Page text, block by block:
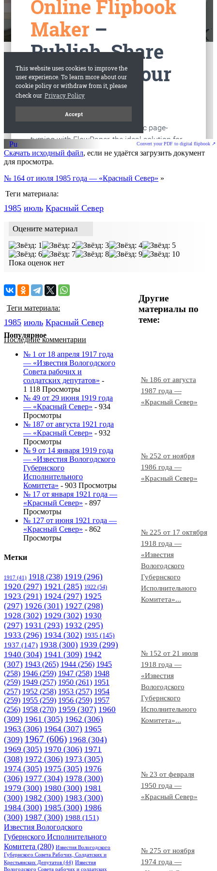
старые газеты
Convert your PDF to digital flipbook ↗
Скачать исходный файл, если не удаётся загрузить документ
для просмотра.
№ 164 от июля 1985 года — «Красный Север» »
Теги материала:
1985 июль Красный Cевер
Оцените материал
Пока оценок нет
Другие
материалы по
теме:
№ 186 от августа
1987 года —
«Красный Север»
№ 252 от ноября
1986 года —
«Красный Север»
№ 225 от 17 октября
1918 года —
«Известия
Вологодского
Губернского
Исполнительного
Комитета»...
№ 152 от 21 июля
1918 года —
«Известия
Вологодского
Губернского
Исполнительного
Комитета»...
№ 23 от февраля
1950 года —
«Красный Север»
№ 275 от ноября
1974 года —
Теги материала:
1985 июль Красный Cевер
Последние комментарии
Популярное
№ 1 от 18 апреля 1917 года
— «Известия Вологодского
Совета рабочих и
солдатских депутатов» -
1 118 Просмотры
№ 49 от 29 июня 1919 года
— «Красный Север» - 934
Просмотры
№ 187 от августа 1921 года
— «Красный Север» - 932
Просмотры
№ 9 от 14 января 1919 года
— «Известия Вологодского
Губернского
Исполнительного
Комитета» - 903 Просмотры
№ 17 от января 1921 года —
«Красный Север» - 897
Просмотры
№ 127 от июня 1921 года —
«Красный Север» - 862
Просмотры
Метки
1917 (41) 1918 (238) 1919 (296)
1920 (297) 1921 (285) 1922 (54)
1923 (291) 1924 (297) 1925
(297) 1926 (301) 1927 (298)
1928 (302) 1929 (302) 1930
(297) 1931 (293) 1932 (295)
1933 (296) 1934 (302) 1935 (145)
1937 (147) 1938 (300) 1939 (299)
1940 (304) 1941 (309) 1942
(307) 1943 (265) 1944 (256) 1945
(258) 1946 (259) 1947 (258) 1948
(259) 1949 (257) 1950 (261) 1951
(257) 1952 (258) 1953 (257) 1954
(259) 1955 (259) 1956 (259) 1957
(256) 1958 (270) 1959 (307) 1960
(309) 1961 (305) 1962 (306)
1963 (306) 1964 (307) 1965
(309) 1967 (606) 1968 (304)
1969 (305) 1970 (306) 1971
(308) 1972 (306) 1973 (305)
1974 (305) 1975 (305) 1976
(306) 1977 (304) 1978 (300)
1979 (300) 1980 (300) 1981
(300) 1982 (300) 1983 (300)
1984 (300) 1985 (300) 1986
(300) 1987 (300) 1988 (151)
Известия Вологодского
Губернского Исполнительного
Комитета (280) Известия Вологодского
Губернского Совета Рабочих, Солдатских и
Крестьянских Депутатов (44) Известия
Вологодского Совета рабочих и солдатских